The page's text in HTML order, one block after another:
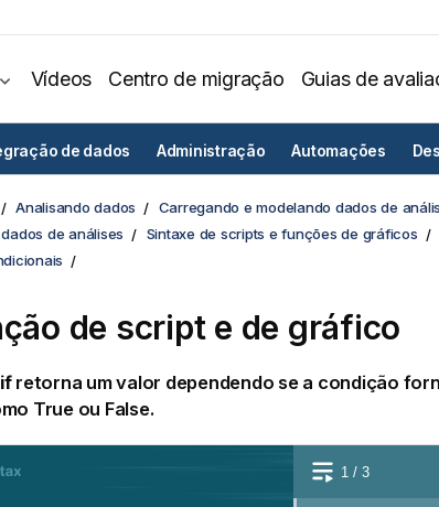
Vídeos Centro de migração Guias de
de dados Administração Automações
Analisando dados
Carregando e modelando dados de
de análises
Sintaxe de scripts e funções de gráficos
de script e de gráfico
ifretorna um valor dependendo se a condição
Trueou False.